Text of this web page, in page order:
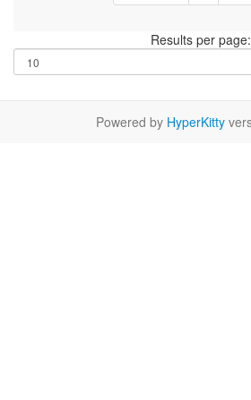
Results per page:
Powered by HyperKitty